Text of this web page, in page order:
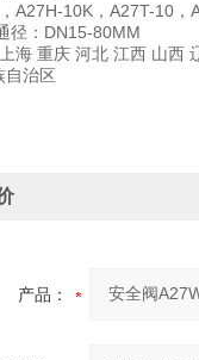
A27H-10K，A27T-10，
径：DN15-80MM
海 重庆 河北 江西 山西
自治区
产品：